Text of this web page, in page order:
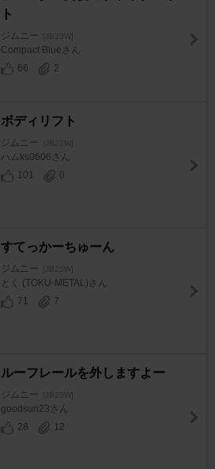
ト
ジムニー [JB23W]
Compact Blueさん
66
2
ボディリフト
ジムニー [JB23W]
ハムks0606さん
101
0
すてっかーちゅーん
ジムニー [JB23W]
とく (TOKU-METAL)さん
71
7
ルーフレールを外しますよー
ジムニー [JB23W]
goodsun23さん
28
12